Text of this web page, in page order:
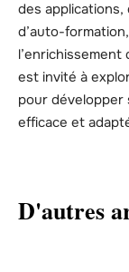
des
d’auto-
est invité à
pour développer
efficace et
D'autres